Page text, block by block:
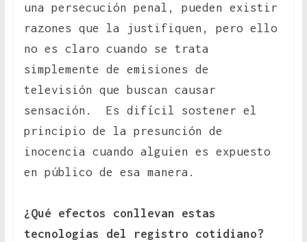
una persecución penal, pueden existir
razones que la justifiquen, pero ello
no es claro cuando se trata
simplemente de emisiones de
televisión que buscan causar
sensación. Es difícil sostener el
principio de la presunción de
inocencia cuando alguien es expuesto
en público de esa manera.
¿Qué efectos conllevan estas
tecnologías del registro cotidiano?